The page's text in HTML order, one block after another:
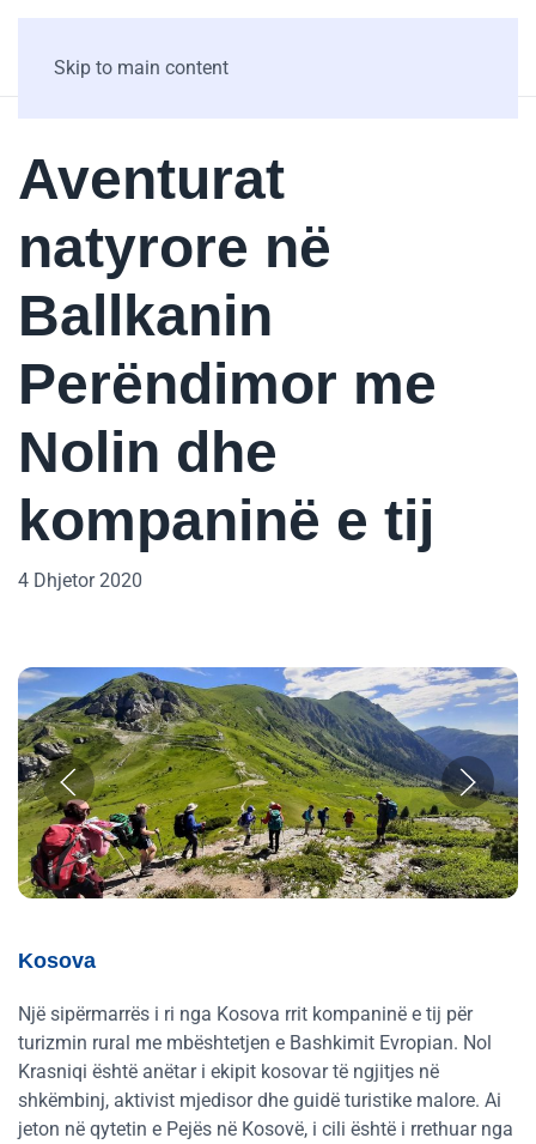
Skip to main content
Aventurat
natyrore në
Ballkanin
Perëndimor me
Nolin dhe
kompaninë e tij
4 Dhjetor 2020
Kosova
Një sipërmarrës i ri nga Kosova rrit kompaninë e tij për
turizmin rural me mbështetjen e Bashkimit Evropian. Nol
Krasniqi është anëtar i ekipit kosovar të ngjitjes në
shkëmbinj, aktivist mjedisor dhe guidë turistike malore. Ai
jeton në qytetin e Pejës në Kosovë, i cili është i rrethuar nga